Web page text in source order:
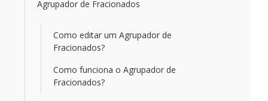
Agrupador de Fracionados
Como editar um Agrupador de
Fracionados?
Como funciona o Agrupador de
Fracionados?